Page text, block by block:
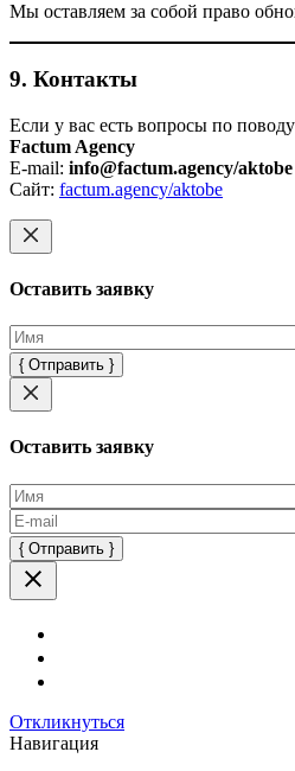
Мы оставляем за собой право
9. Контакты
Если у вас есть вопросы по
Factum Agency
E-mail: info@factum.agency/aktobe
Сайт: factum.agency/aktobe
Оставить заявку
Оставьте
это
поле
Оставить заявку
Оставьте
это
поле
Откликнуться
Навигация